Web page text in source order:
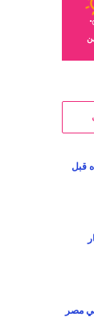
قبل
مصر